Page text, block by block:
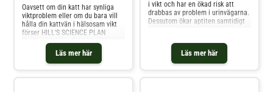
Läs mer här
Oavsett om din katt har synliga
viktproblem eller om du bara vill
hålla din kattvän i hälsosam vikt
förser HILL'S SCIENCE PLAN
din vuxna katt med delikat,
banbrytande nutrition för
vikthantering. Med läckra smaker
Läs mer här
i vikt och har en ökad risk att
drabbas av problem i urinvägarna.
Dessutom ökar aptiten samtidigt
Cat Adult har en unik
vikthanteringsformula som hjälper
till att hålla din kastrerade katt